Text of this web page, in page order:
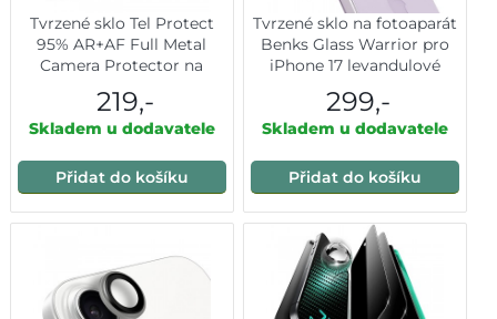
Tvrzené sklo Tel Protect
95% AR+AF Full Metal
Camera Protector na
modré
219,-
Skladem u dodavatele
Přidat do košíku
Tvrzené sklo na fotoaparát
Benks Glass Warrior pro
iPhone 17 levandulové
299,-
Skladem u dodavatele
Přidat do košíku